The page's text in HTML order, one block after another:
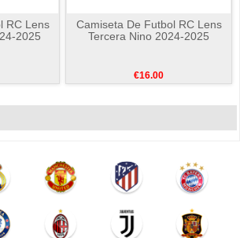
RC Lens
2025
Camiseta De Futbol RC Lens
Tercera Nino 2024-2025
€16.00